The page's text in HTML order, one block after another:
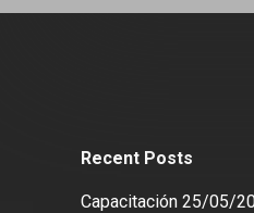
Recent Posts
Capacitación 25/05/